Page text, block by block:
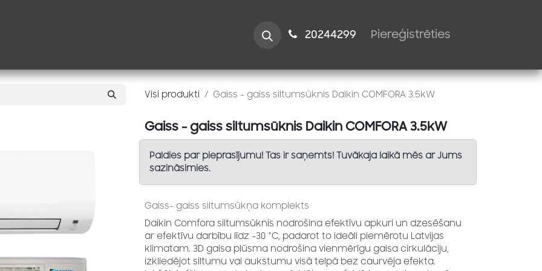
Speciālistiem 2024​​4299 Piereģistrēties
Visi produkti Gaiss - gaiss siltumsūknis Daikin COMFORA 3.5kW
Gaiss - gaiss siltumsūknis Daikin COMFORA 3.5kW
Paldies par pieprasījumu! Tas ir saņemts! Tuvākaja laikā mēs ar Jums
sazināsimies.
Gaiss- gaiss siltumsūkņa komplekts
Daikin Comfora siltumsūknis nodrošina efektīvu apkuri un dzesēšanu
ar efektīvu darbību līdz –30 °C, padarot to ideāli piemērotu Latvijas
klimatam. 3D gaisa plūsma nodrošina vienmērīgu gaisa cirkulāciju,
izkliedējot siltumu vai aukstumu visā telpā bez caurvēja efekta.